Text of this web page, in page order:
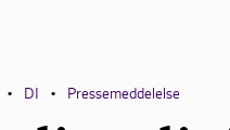
• DI • Pressemeddelelse